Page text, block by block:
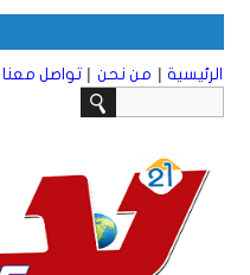
الرئيسية | من نحن | تواصل معنا